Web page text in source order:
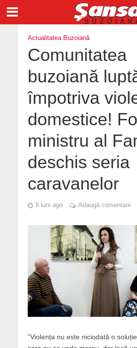
Actualitatea Buzoiană
Comunitatea
buzoiană
împotriva
domestice!
ministru al
deschis seria
caravanelor
8 luni ago Adaugă comentarii
”Violența nu este niciodată o